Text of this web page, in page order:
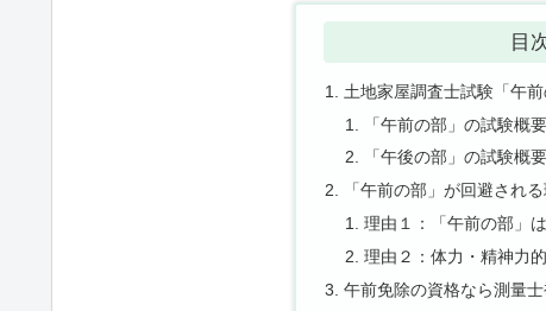
目
土地家屋調査士試験「午
「午前の部」の試験概要
「午後の部」の試験概要
「午前の部」が回避され
理由１：「午前の部」
理由２：体力・精神力
午前免除の資格なら測量